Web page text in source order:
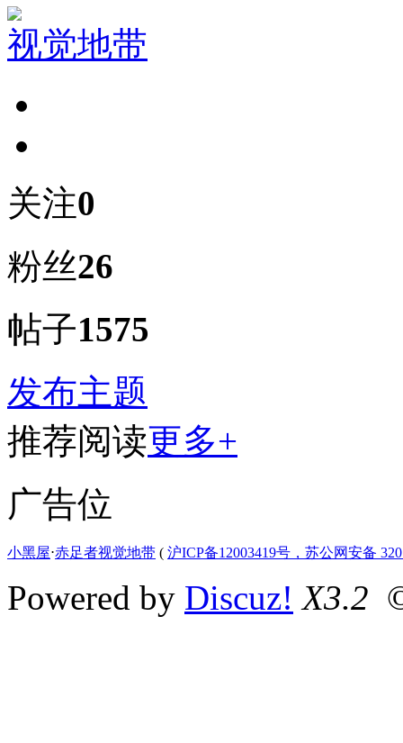
视觉地带
关注0
粉丝26
帖子1575
发布主题
推荐阅读更多+
广告位
小黑屋⋅赤足者视觉地带 ( 沪ICP备12003419号，苏公网安备
Powered by Discuz! X3.2